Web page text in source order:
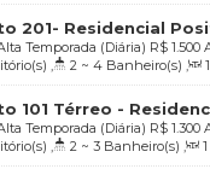
40mDistância do Mar
201- Residencial
diária
R$ 1.500
Temporada (Diária)
de 4 Ilhas, Bombinhas, Santa
2 ~ 4 Banheiro(s) 1
, 20mDistância do Mar
101 Térreo -
a diária
R$ 1.300
Temporada (Diária)
de 4 Ilhas, Bombinhas, Santa
2 ~ 3 Banheiro(s) 1